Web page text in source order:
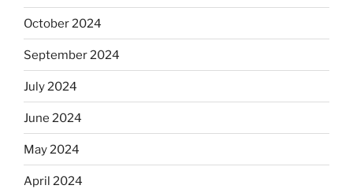
October 2024
September 2024
July 2024
June 2024
May 2024
April 2024